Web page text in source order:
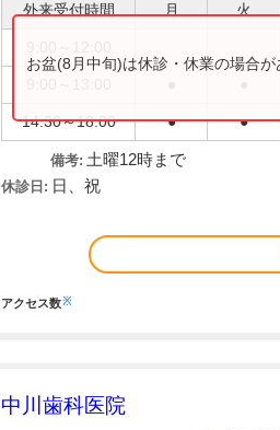
外来受付時間 月 火
14:30～18:00 ● ●
お盆(8月中旬)は休診・休業の場合
備考: 土曜12時まで
休診日: 日、祝
アクセス数※
中川歯科医院